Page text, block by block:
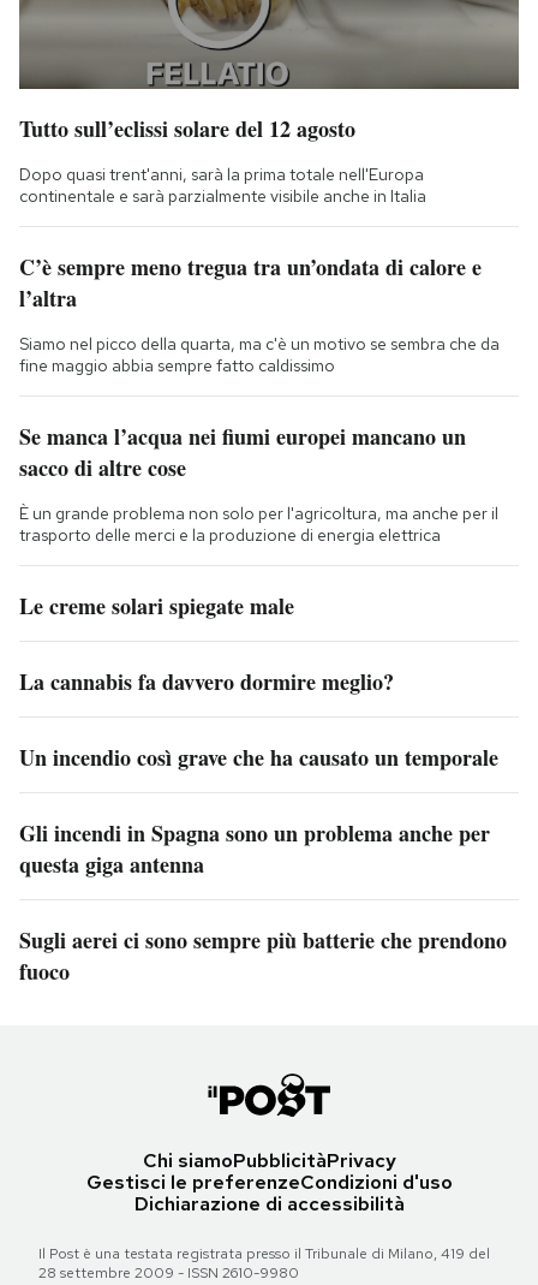
Tutto sull’eclissi solare del 12 agosto
Dopo quasi trent'anni, sarà la prima totale nell'Europa
continentale e sarà parzialmente visibile anche in Italia
C’è sempre meno tregua tra un’ondata di calore e
l’altra
Siamo nel picco della quarta, ma c'è un motivo se sembra che da
fine maggio abbia sempre fatto caldissimo
Se manca l’acqua nei fiumi europei mancano un
sacco di altre cose
È un grande problema non solo per l'agricoltura, ma anche per il
trasporto delle merci e la produzione di energia elettrica
Le creme solari spiegate male
La cannabis fa davvero dormire meglio?
Un incendio così grave che ha causato un temporale
Gli incendi in Spagna sono un problema anche per
questa giga antenna
Sugli aerei ci sono sempre più batterie che prendono
fuoco
Chi siamoPubblicitàPrivacy
Gestisci le preferenzeCondizioni d'uso
Dichiarazione di accessibilità
Il Post è una testata registrata presso il Tribunale di Milano, 419 del
28 settembre 2009 - ISSN 2610-9980